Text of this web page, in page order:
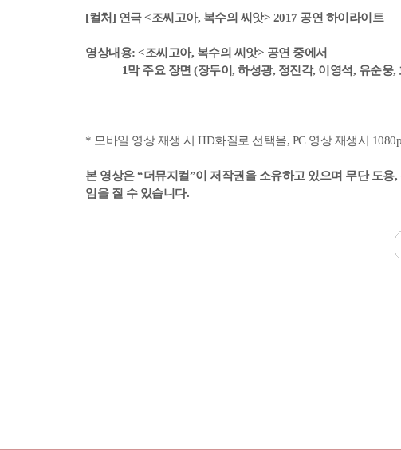
[컬처] 연극 <조씨고아, 복수의 씨앗> 2017 공연 하이라이트
영상내용: <조씨고아, 복수의 씨앗> 공연 중에서
1막 주요 장면 (장두이, 하성광, 정진각, 이영석, 유순웅,
* 모바일 영상 재생 시 HD화질로 선택을, PC 영상 재생시
본 영상은 “더뮤지컬”이 저작권을 소유하고 있으며 무단 도
임을 질 수 있습니다.